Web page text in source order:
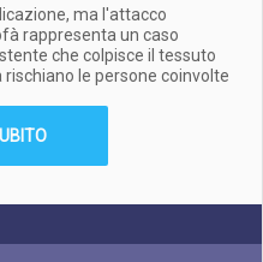
ma l'attacco
rappresenta un caso
che colpisce il tessuto
le persone coinvolte